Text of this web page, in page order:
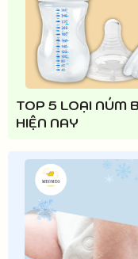
TOP 5 LOẠI NÚM
HIỆN NAY